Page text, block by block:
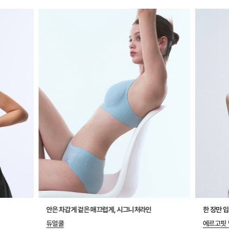
안은 차갑게 겉은 매끄럽게, 시그니처라인
듀얼쿨
한 장만
에르고핏